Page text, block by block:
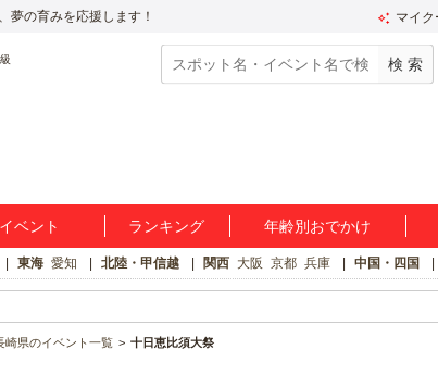
夢の育みを応援します！ マイク
ベント ランキング 年齢別おでかけ
東海 愛知 北陸・甲信越 関西 大阪 京都 兵庫 中国・四国
崎県のイベント一覧 十日恵比須大祭